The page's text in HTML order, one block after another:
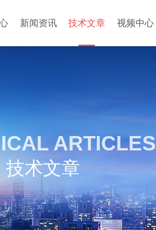
新闻资讯 技术文章 视频中心
ARTICLES
技术文章